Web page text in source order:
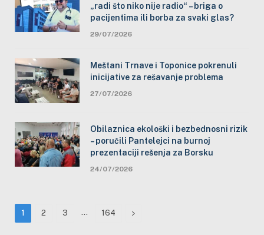
„radi što niko nije radio“ – briga o
pacijentima ili borba za svaki glas?
29/07/2026
Meštani Trnave i Toponice pokrenuli
inicijative za rešavanje problema
27/07/2026
Obilaznica ekološki i bezbednosni rizik
– poručili Pantelejci na burnoj
prezentaciji rešenja za Borsku
24/07/2026
1 2 3 … 164 Next